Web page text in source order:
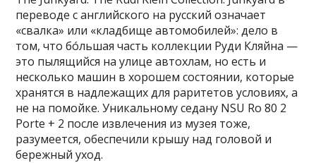
переводе с английского на русский означает
«свалка» или «кладбище автомобилей»: дело в
том, что бóльшая часть коллекции Руди Кляйна —
это пылящийся на улице автохлам, но есть и
несколько машин в хорошем состоянии, которые
хранятся в надлежащих для раритетов условиях, а
не на помойке. Уникальному седану NSU Ro 80 2
Porte + 2 после извлечения из музея тоже,
разумеется, обеспечили крышу над головой и
бережный уход.